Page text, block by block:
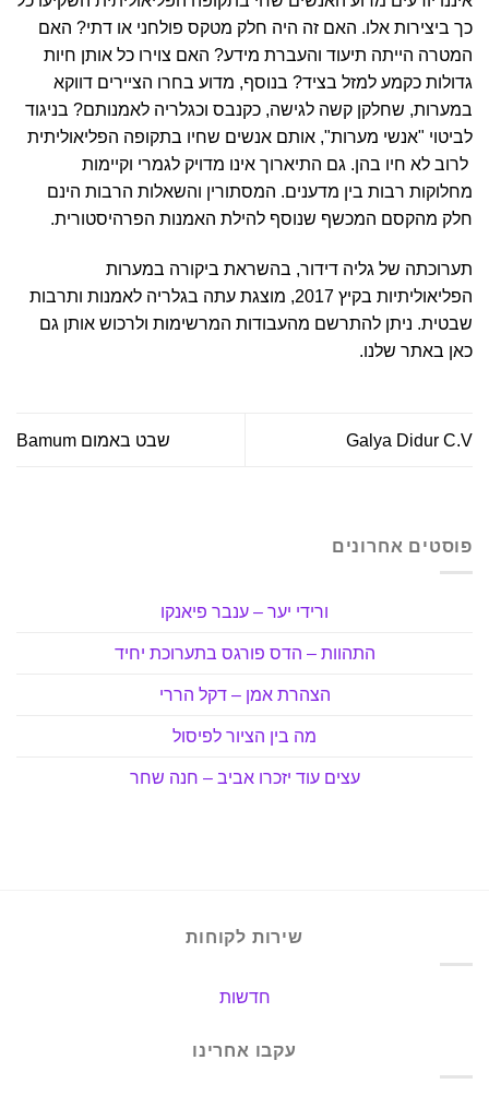
כך ביצירות אלו. האם זה היה חלק מטקס פולחני או דתי? האם
המטרה הייתה תיעוד והעברת מידע? האם צוירו כל אותן חיות
גדולות כקמע למזל בציד? בנוסף, מדוע בחרו הציירים דווקא
במערות, שחלקן קשה לגישה, כקנבס וכגלריה לאמנותם? בניגוד
לביטוי "אנשי מערות", אותם אנשים שחיו בתקופה הפליאוליתית
לרוב לא חיו בהן. גם התיארוך אינו מדויק לגמרי וקיימות
מחלוקות רבות בין מדענים. המסתורין והשאלות הרבות הינם
חלק מהקסם המכשף שנוסף להילת האמנות הפרהיסטורית.
תערוכתה של גליה דידור, בהשראת ביקורה במערות
הפליאוליתיות בקיץ 2017, מוצגת עתה בגלריה לאמנות ותרבות
שבטית. ניתן להתרשם מהעבודות המרשימות ולרכוש אותן גם
כאן באתר שלנו.
Galya Didur C.V שבט באמום Bamum
פוסטים אחרונים
ורידי יער – ענבר פיאנקו
התהוות – הדס פורגס בתערוכת יחיד
הצהרת אמן – דקל הררי
מה בין הציור לפיסול
עצים עוד יזכרו אביב – חנה שחר
שירות לקוחות
חדשות
עקבו אחרינו